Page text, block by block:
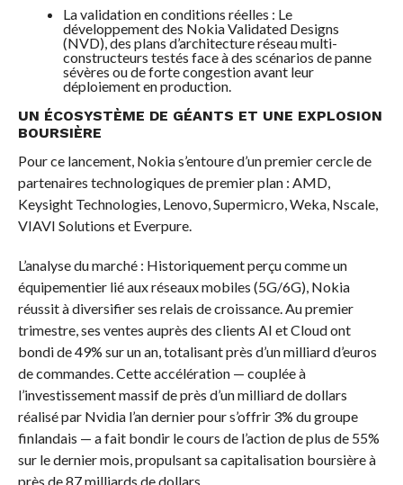
La validation en conditions réelles : Le
développement des Nokia Validated Designs
(NVD), des plans d’architecture réseau multi-
constructeurs testés face à des scénarios de panne
sévères ou de forte congestion avant leur
déploiement en production.
UN ÉCOSYSTÈME DE GÉANTS ET UNE EXPLOSION
BOURSIÈRE
Pour ce lancement, Nokia s’entoure d’un premier cercle de
partenaires technologiques de premier plan : AMD,
Keysight Technologies, Lenovo, Supermicro, Weka, Nscale,
VIAVI Solutions et Everpure.
L’analyse du marché : Historiquement perçu comme un
équipementier lié aux réseaux mobiles (5G/6G), Nokia
réussit à diversifier ses relais de croissance. Au premier
trimestre, ses ventes auprès des clients AI et Cloud ont
bondi de 49% sur un an, totalisant près d’un milliard d’euros
de commandes. Cette accélération — couplée à
l’investissement massif de près d’un milliard de dollars
réalisé par Nvidia l’an dernier pour s’offrir 3% du groupe
finlandais — a fait bondir le cours de l’action de plus de 55%
sur le dernier mois, propulsant sa capitalisation boursière à
près de 87 milliards de dollars.